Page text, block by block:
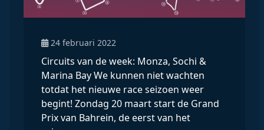
24 februari 2022
Circuits van de week: Monza, Sochi &
Marina Bay We kunnen niet wachten
totdat het nieuwe race seizoen weer
begint! Zondag 20 maart start de Grand
Prix van Bahrein, de eerst van het